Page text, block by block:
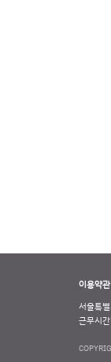
이용약관
서울특
근무시